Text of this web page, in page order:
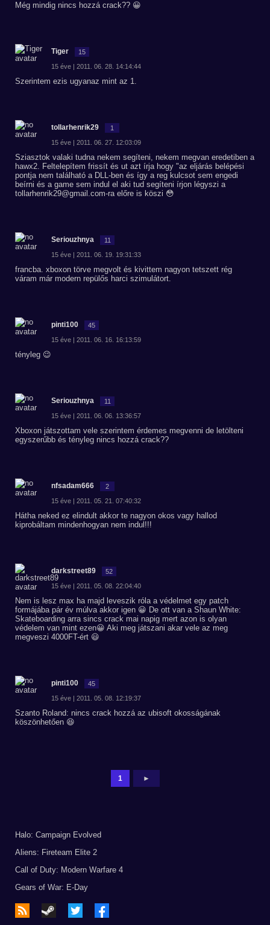
Még mindig nincs hozzá crack?? 😀
Tiger 15
15 éve | 2011. 06. 28. 14:14:44
Szerintem ezis ugyanaz mint az 1.
tollarhenrik29 1
15 éve | 2011. 06. 27. 12:03:09
Sziasztok valaki tudna nekem segíteni, nekem megvan eredetiben a
hawx2. Feltelepítem frissít és ut azt írja hogy "az eljárás belépési
pontja nem található a DLL-ben és így a reg kulcsot sem engedi
beírni és a game sem indul el aki tud segíteni írjon légyszi a
tollarhenrik29@gmail.com-ra előre is köszi 😳
Seriouzhnya 11
15 éve | 2011. 06. 19. 19:31:33
francba. xboxon törve megvolt és kivittem nagyon tetszett rég
váram már modern repülős harci szimulátort.
pinti100 45
15 éve | 2011. 06. 16. 16:13:59
tényleg 😉
Seriouzhnya 11
15 éve | 2011. 06. 06. 13:36:57
Xboxon játszottam vele szerintem érdemes megvenni de letölteni
egyszerűbb és tényleg nincs hozzá crack??
nfsadam666 2
15 éve | 2011. 05. 21. 07:40:32
Hátha neked ez elindult akkor te nagyon okos vagy hallod
kiprobáltam mindenhogyan nem indul!!!
darkstreet89 52
15 éve | 2011. 05. 08. 22:04:40
Nem is lesz max ha majd leveszik róla a védelmet egy patch
formájába pár év múlva akkor igen 😀 De ott van a Shaun White:
Skateboarding arra sincs crack mai napig mert azon is olyan
védelem van mint ezen😀 Aki meg játszani akar vele az meg
megveszi 4000FT-ért 😃
pinti100 45
15 éve | 2011. 05. 08. 12:19:37
Szanto Roland: nincs crack hozzá az ubisoft okosságának
köszönhetően 😆
1 ►
Halo: Campaign Evolved
Aliens: Fireteam Elite 2
Call of Duty: Modern Warfare 4
Gears of War: E-Day